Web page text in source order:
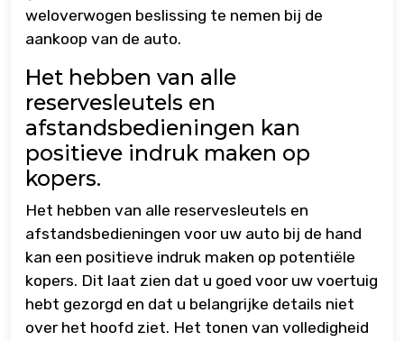
weloverwogen beslissing te nemen bij de
aankoop van de auto.
Het hebben van alle
reservesleutels en
afstandsbedieningen kan
positieve indruk maken op
kopers.
Het hebben van alle reservesleutels en
afstandsbedieningen voor uw auto bij de hand
kan een positieve indruk maken op potentiële
kopers. Dit laat zien dat u goed voor uw voertuig
hebt gezorgd en dat u belangrijke details niet
over het hoofd ziet. Het tonen van volledigheid